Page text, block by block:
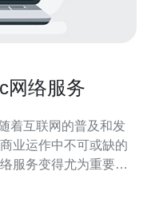
网络服务
业运作中不可或缺的
服务变得尤为重要。